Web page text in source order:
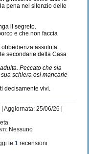
sono
braccia dei
C E AMICIZIA,
pena nel silenzio delle
il segreto.
e che non faccia
assoluta.
secondarie della Casa
Peccato che sia
schiera osi mancarle
decisamente vivi.
Aggiornata: 25/06/26 |
Nessuno
le 1 recensioni